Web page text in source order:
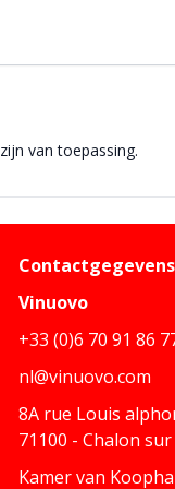
zijn van toepassing.
Vinuovo
+33 (0)6 70 91 86
nl@vinuovo.com
8A rue Louis
71100 - Chalon
Kamer van